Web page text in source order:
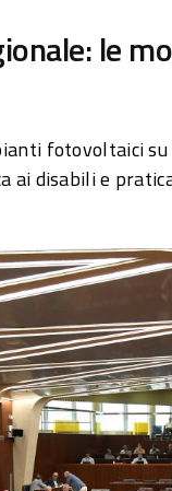
le
fotovoltaici
ai disabili e